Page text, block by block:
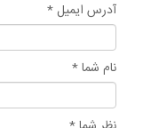
آدرس ایمیل *
نام شما *